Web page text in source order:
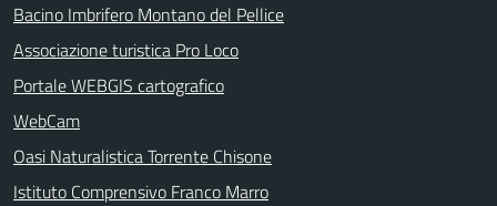
Bacino Imbrifero Montano del Pellice
Associazione turistica Pro Loco
Portale WEBGIS cartografico
WebCam
Oasi Naturalistica Torrente Chisone
Istituto Comprensivo Franco Marro